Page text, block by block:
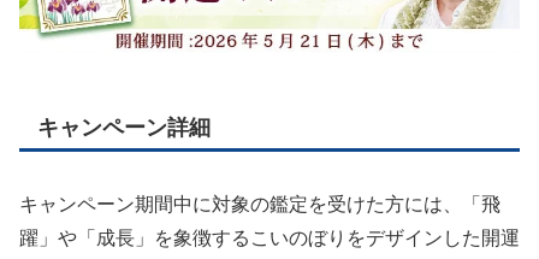
キャンペーン詳細
キャンペーン期間中に対象の鑑定を受けた方には、「飛
躍」や「成長」を象徴するこいのぼりをデザインした開運